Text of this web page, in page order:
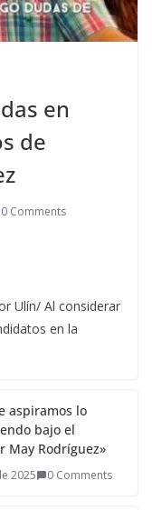
en
de
0 Comments
Ulín/ Al considerar
en la
aspiramos lo
bajo el
May Rodríguez»
2025 0 Comments